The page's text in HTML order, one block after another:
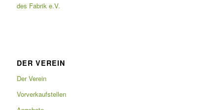
des Fabrik e.V.
DER VEREIN
Der Verein
Vorverkaufstellen